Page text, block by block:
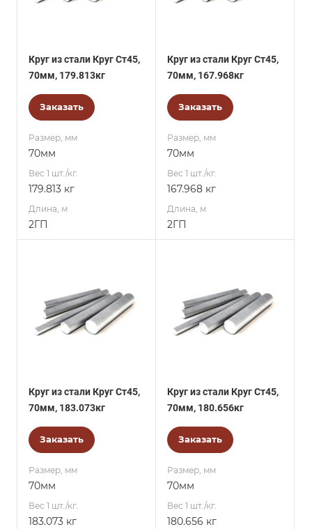
Круг из стали Круг Ст45,
70мм, 179.813кг
Заказать
Размер, мм
70мм
Вес 1 шт./кг.
179.813 кг
Длина, м
2ГП
Круг из стали Круг Ст45,
70мм, 167.968кг
Заказать
Размер, мм
70мм
Вес 1 шт./кг.
167.968 кг
Длина, м
2ГП
Круг из стали Круг Ст45,
70мм, 183.073кг
Заказать
Размер, мм
70мм
Вес 1 шт./кг.
183.073 кг
Круг из стали Круг Ст45,
70мм, 180.656кг
Заказать
Размер, мм
70мм
Вес 1 шт./кг.
180.656 кг